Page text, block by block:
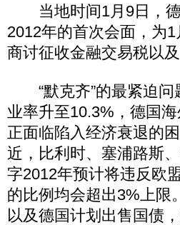
当地时间1月9日，德
2012年的首次会面，为
商讨征收金融交易税以
“默克齐”的最紧迫问
业率升至10.3%，德国
正面临陷入经济衰退的
近，比利时、塞浦路斯
字2012年预计将违反欧
的比例均会超出3%上限
以及德国计划出售国债